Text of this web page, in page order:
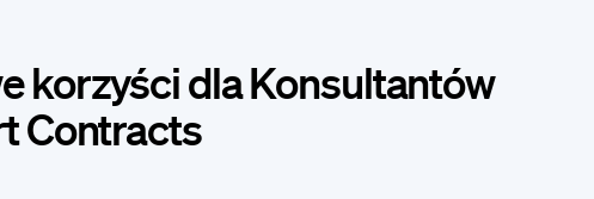
korzyści dla Konsultantów
Contracts